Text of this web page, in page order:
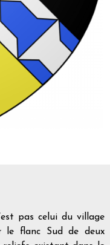
pas celui du village
le flanc Sud de deux